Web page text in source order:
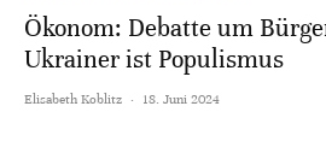
Ökonom: Debatte um
Ukrainer ist Populismus
Elisabeth Koblitz · 18. Juni 2024